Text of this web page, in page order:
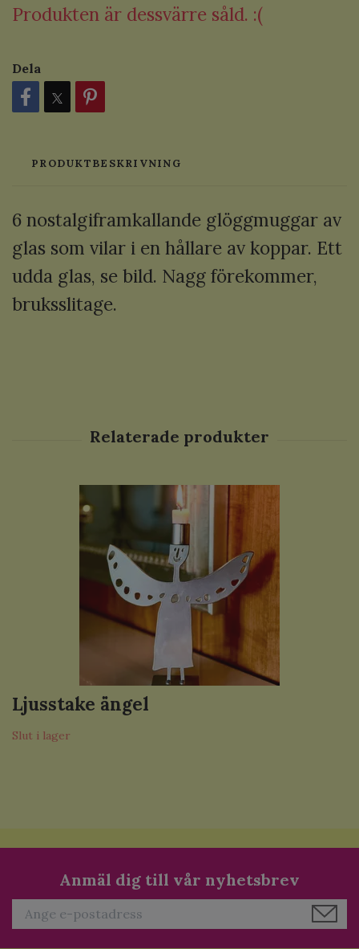
Produkten är dessvärre såld. :(
Dela
PRODUKTBESKRIVNING
6 nostalgiframkallande glöggmuggar av
glas som vilar i en hållare av koppar. Ett
udda glas, se bild. Nagg förekommer,
bruksslitage.
Ljusstake ängel
Slut i lager
Anmäl dig till vår nyhetsbrev